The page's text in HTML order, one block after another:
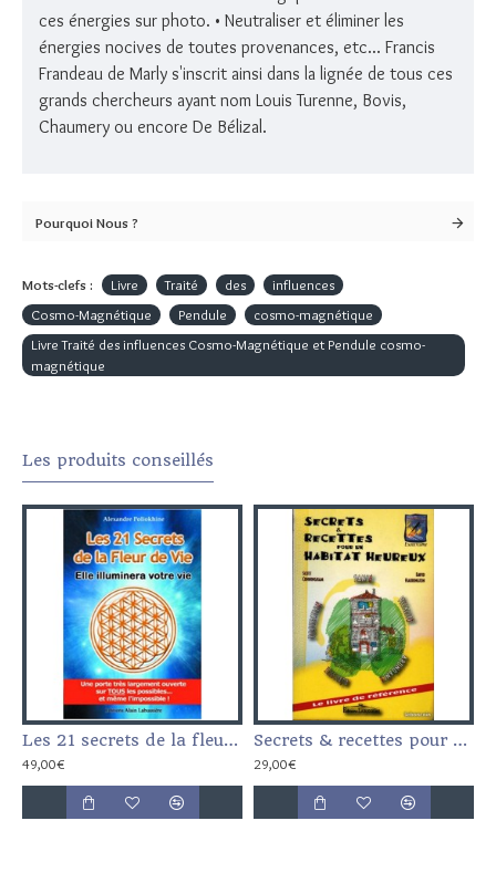
ces énergies sur photo. • Neutraliser et éliminer les
énergies nocives de toutes provenances, etc... Francis
Frandeau de Marly s'inscrit ainsi dans la lignée de tous ces
grands chercheurs ayant nom Louis Turenne, Bovis,
Chaumery ou encore De Bélizal.
Pourquoi Nous ?
Mots-clefs : Livre Traité des
influences
Cosmo-Magnétique
Pendule
cosmo-magnétique
Livre Traité des influences Cosmo-Magnétique et Pendule cosmo-
magnétique
Les produits conseillés
Les 21 secrets de la fleur de vie
49,00€
Secrets & recettes pour un habitat heureux
29,00€